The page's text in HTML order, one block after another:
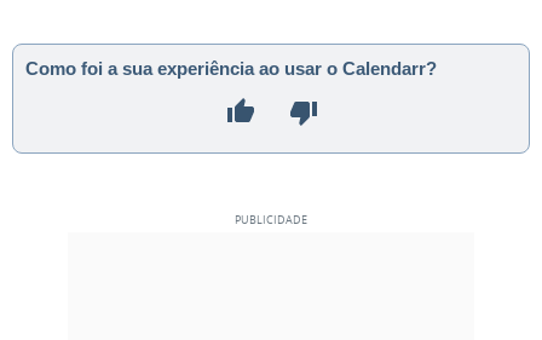
Como foi a sua experiência ao usar o Calendarr?